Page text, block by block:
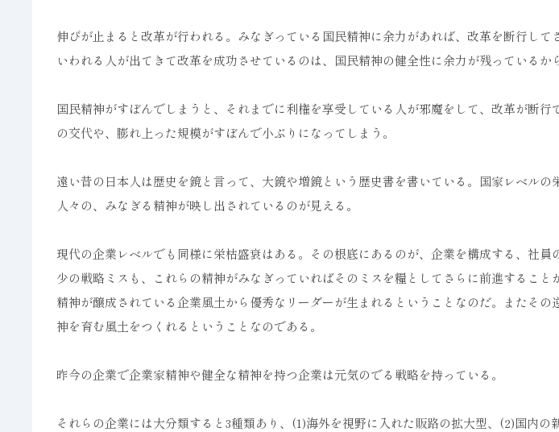
伸びが止まると改革が行われる。みなぎっている国民精神に余力があれば、改革を断行して
いわれる人が出てきて改革を成功させているのは、国民精神の健全性に余力が残っているか
国民精神がすぼんでしまうと、それまでに利権を享受している人が邪魔をして、改革が断
の交代や、膨れ上った規模がすぼんで小ぶりになってしまう。
遠い昔の日本人は歴史を鏡と言って、大鏡や増鏡という歴史書を書いている。国家レベルの
人々の、みなぎる精神が映し出されているのが見える。
現代の企業レベルでも同様に栄枯盛衰はある。その根底にあるのが、企業を構成する、社
少の戦略ミスも、これらの精神がみなぎっていればそのミスを糧としてさらに前進すること
精神が醸成されている企業風土から優秀なリーダーが生まれるということなのだ。またそ
神を育む風土をつくれるということなのである。
昨今の企業で企業家精神や健全な精神を持つ企業は元気のでる戦略を持っている。
それらの企業には大分類すると3種類あり、(1)海外を視野に入れた販路の拡大型、(2)国内の